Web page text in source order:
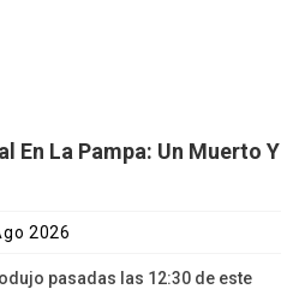
En La Pampa: Un Muerto Y
2026
pasadas las 12:30 de este